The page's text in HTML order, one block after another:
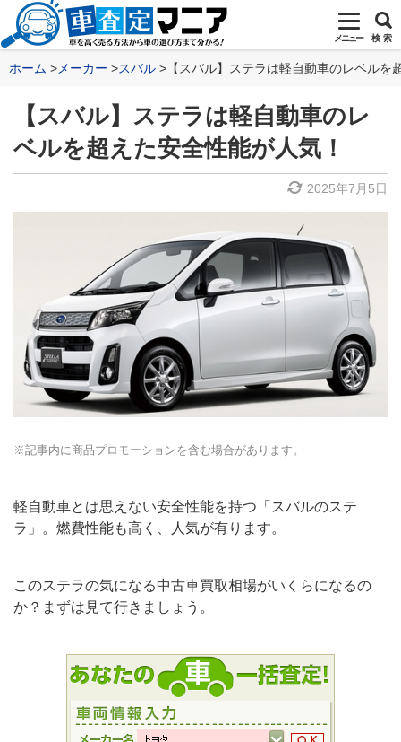
メニュー 検 索
ホーム メーカー スバル 【スバル】ステラは軽自動車のレベルを
【スバル】ステラは軽自動車のレ
ベルを超えた安全性能が人気！
2025年7月5日
※記事内に商品プロモーションを含む場合があります。
軽自動車とは思えない安全性能を持つ「スバルのステ
ラ」。燃費性能も高く、人気が有ります。
このステラの気になる中古車買取相場がいくらになるの
か？まずは見て行きましょう。